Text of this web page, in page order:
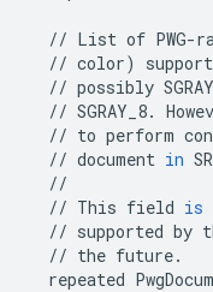
// List of PWG-
// color)
// possibly
// SGRAY_8.
// to perform
// document in
//
// This field is
// supported by
// the future.
repeated